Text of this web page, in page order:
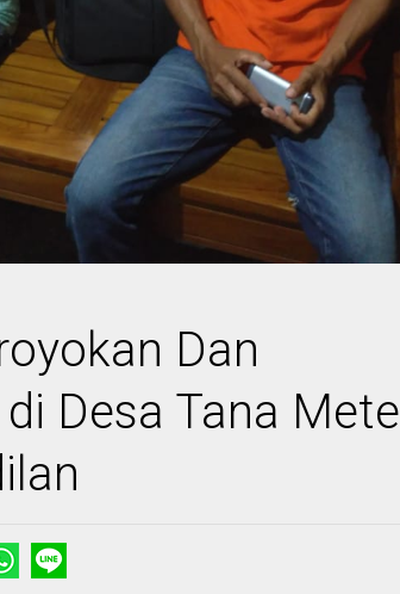
Dan
Desa Tana Mete